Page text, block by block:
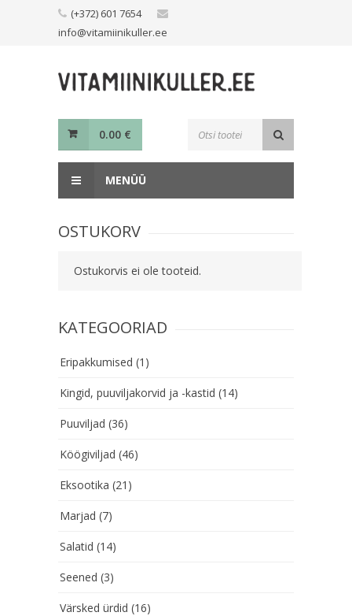
(+372) 601 7654
info@vitamiinikuller.ee
0.00 €
MENÜÜ
OSTUKORV
Ostukorvis ei ole tooteid.
KATEGOORIAD
Eripakkumised (1)
Kingid, puuviljakorvid ja -kastid (14)
Puuviljad (36)
Köögiviljad (46)
Eksootika (21)
Marjad (7)
Salatid (14)
Seened (3)
Värsked ürdid (16)